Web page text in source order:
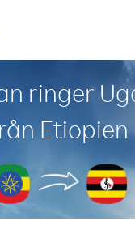
ringer
Etiopien